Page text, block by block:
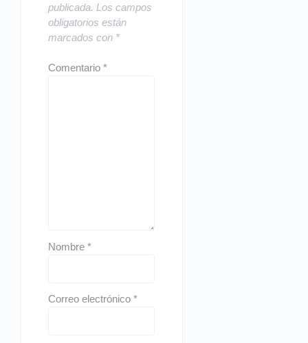
publicada. Los campos
obligatorios están
marcados con *
Comentario*
Nombre*
Correo electrónico*